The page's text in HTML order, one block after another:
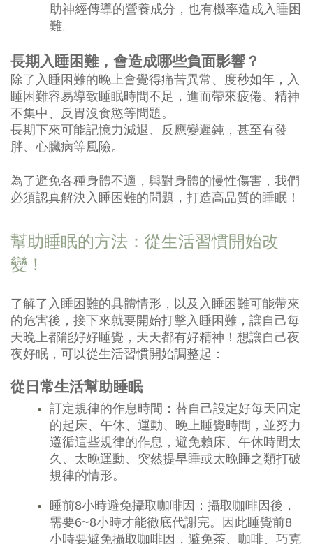
助神經傳導的營養成分，也有機率造成入睡困
難。
長期入睡困難，會造成哪些負面影響？
除了入睡困難的晚上會覺得痛苦異常、度秒如年，入
睡困難容易導致睡眠時間不足，進而帶來疲倦、精神
不集中、反胃沒食慾等問題。
長期下來可能記憶力減退、反應變遲鈍，甚至有發
胖、心臟病等風險。
為了避免各種身體不適，與對身體的慢性傷害，我們
必須認真解決入睡困難的問題，打造高品質的睡眠！
幫助睡眠的方法：從生活習慣開始改
變！
了解了入睡困難的具體情形，以及入睡困難可能帶來
的危害後，接下來就要開始打擊入睡困難，讓自己每
天晚上都能好好睡覺，天天都有好精神！想讓自己夜
夜好眠，可以從生活習慣開始調整起：
從日常生活幫助睡眠
訂定規律的作息時間：替自己設定好每天固定
的起床、午休、運動、晚上睡覺時間，並努力
遵循這些規律的作息，避免賴床、午休時間太
久、太晚運動、突然提早睡或太晚睡之類打破
規律的情形。
睡前8小時避免攝取咖啡因：攝取咖啡因後，
需要6~8小時才能徹底代謝完。因此睡覺前8
小時要避免攝取咖啡因，避免茶、咖啡、巧克